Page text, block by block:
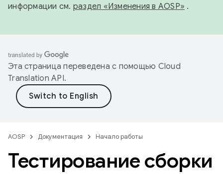
информации см. раздел «Изменения в AOSP» .
Эта страница переведена с помощью Cloud
Translation API.
AOSP Документация Начало работы
Тестирование сборки